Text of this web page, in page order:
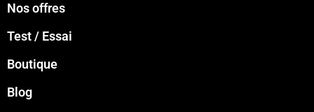
Nos offres
Test / Essai
Boutique
Blog